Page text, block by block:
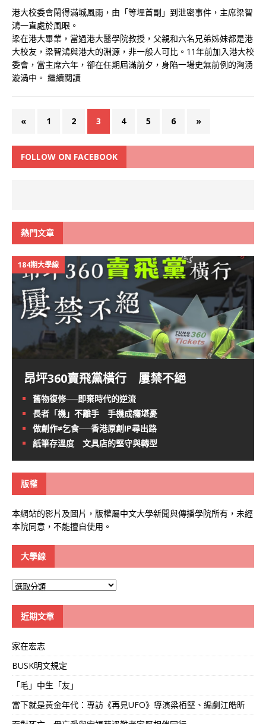
港大校委會鬧得滿城風雨，由「等埋首副」到泄密事件，主席梁智
鴻一直處於風眼。
梁在港大畢業，當過港大醫學院教授，父親和六名兄弟姊妹都是港
大校友，梁智鴻與港大的淵源，非一般人可比。11年前加入港大校
委會，當主席六年，卻在任期屆滿前夕，身陷一場史無前例的洶湧
漩渦中。 繼續閱讀
« 1 2 3 4 5 6 »
FOLLOW ON FACEBOOK
熱門文章
184期大學線
昂坪360賣飛黨橫行 屢禁不絕
舊物復修──即棄時代的逆流
長者「機」不離手 手機成癮堪憂
做創作≠乞食──香港原創IP尋出路
紙筆存溫度 文具店的堅守與轉型
版權
本網站的影片及圖片，版權屬中文大學新聞與傳播學院所有，未經
本院同意，不能擅自使用。
大學線
大
近期文章
家在宏志
BUSK明文規定
「毛」中生「友」
當下就是黃金年代：專訪《再見UFO》導演梁栢堅、編劇江皓昕